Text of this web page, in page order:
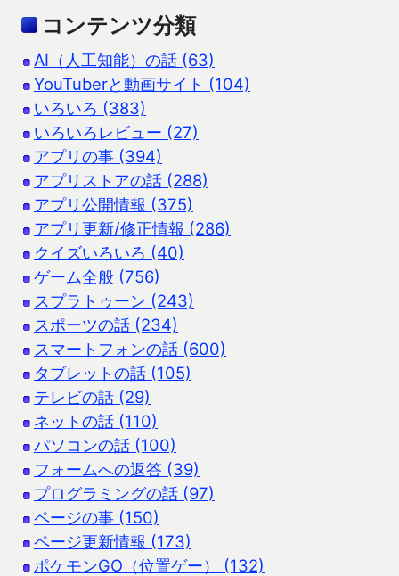
コンテンツ分類
AI（人工知能）の話 (63)
YouTuberと動画サイト (104)
いろいろ (383)
いろいろレビュー (27)
アプリの事 (394)
アプリストアの話 (288)
アプリ公開情報 (375)
アプリ更新/修正情報 (286)
クイズいろいろ (40)
ゲーム全般 (756)
スプラトゥーン (243)
スポーツの話 (234)
スマートフォンの話 (600)
タブレットの話 (105)
テレビの話 (29)
ネットの話 (110)
パソコンの話 (100)
フォームへの返答 (39)
プログラミングの話 (97)
ページの事 (150)
ページ更新情報 (173)
ポケモンGO（位置ゲー） (132)